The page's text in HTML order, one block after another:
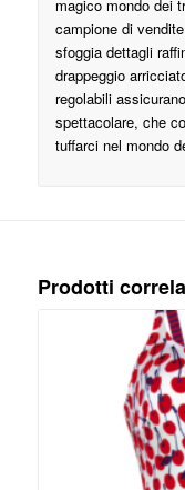
magico mondo dei
campione di
sfoggia dettagli
drappeggio
regolabili
spettacolare, che
tuffarci nel mondo
Prodotti